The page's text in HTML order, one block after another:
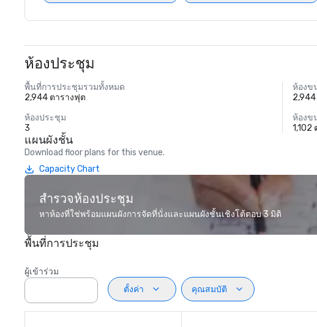
ห้องประชุม
พื้นที่การประชุมรวมทั้งหมด
2,944 ตารางฟุต
ห้องข
ห้องประชุม
3
ห้องข
1,102
แผนผังชั้น
Download floor plans for this venue.
Capacity Chart
สำรวจห้องประชุม
หาห้องที่ใช่พร้อมแผนผังการจัดที่นั่งและแผนผังชั้นเชิงโต้ตอบ 3 มิติ
พื้นที่การประชุม
ผู้เข้าร่วม
ตั้งค่า
คุณสมบัติ